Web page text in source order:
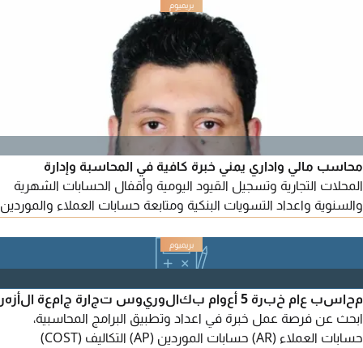
أرصدة الموردين والتسويات، وضمان دقة العمليات المالية والالتزام
محاسب مالي واداري يمني خبرة كافية في المحاسبة وإدارة
المحلات التجارية وتسجيل القيود اليومية وأقفال الحسابات الشهرية
والسنوية واعداد التسويات البنكية ومتابعة حسابات العملاء والموردين
واعداد وتقديم اقرارات ضريبة القيمة المضافة واعداد القوائم المالية
والجرد الشهري والسنوي ومتابعة المخزون يجيد استخدام البرامج
المحاسبية بخبرة كافية (يمن سوفت - الأونكس برو - سما سوفت -
محاسب عام خبرة 5 أعوام بكالوريوس تجارة جامعة الأزهر
ابحث عن فرصة عمل خبرة في اعداد وتطبيق البرامج المحاسبية،
حسابات العملاء (AR) حسابات الموردين (AP) التكاليف (COST)